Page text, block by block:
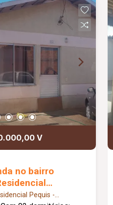
V
no bairro
Pequis -